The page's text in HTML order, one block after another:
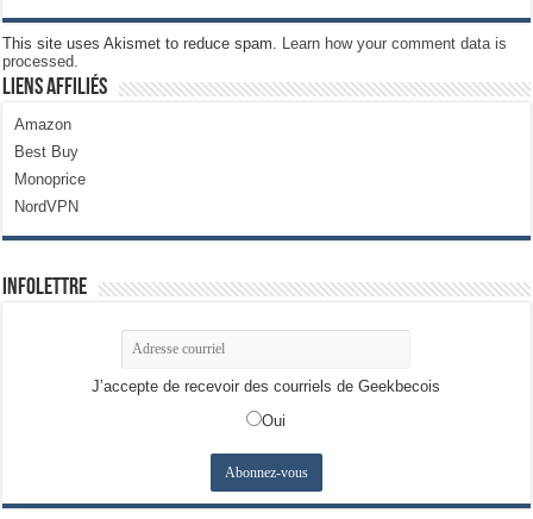
This site uses Akismet to reduce spam. Learn how your comment data is
processed.
Liens Affiliés
Amazon
Best Buy
Monoprice
NordVPN
Infolettre
J’accepte de recevoir des courriels de Geekbecois
Oui